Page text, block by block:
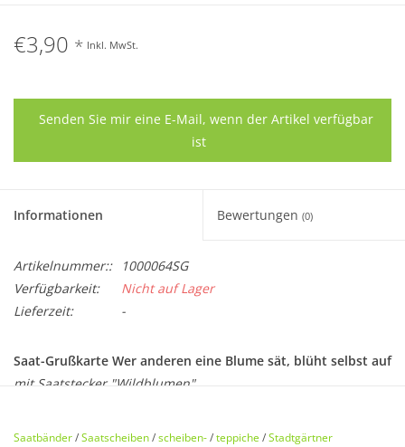
€3,90 * Inkl. MwSt.
Senden Sie mir eine E-Mail, wenn der Artikel verfügbar
ist
Informationen Bewertungen (0)
Artikelnummer::
1000064SG
Verfügbarkeit:
Nicht auf Lager
Lieferzeit:
-
Saat-Grußkarte Wer anderen eine Blume sät, blüht selbst auf
mit Saatstecker "Wildblumen"
Saatbänder/Saatscheiben/scheiben-/teppiche /Stadtgärtner